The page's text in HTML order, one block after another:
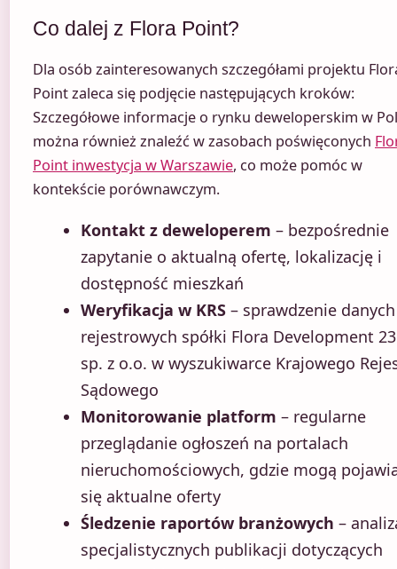
Co dalej z Flora Point?
Dla osób zainteresowanych szczegółami projektu
Point zaleca się podjęcie następujących kroków:
Szczegółowe informacje o rynku deweloperskim w
można również znaleźć w zasobach poświęconych
Point inwestycja w Warszawie, co może pomóc w
kontekście porównawczym.
Kontakt z deweloperem – bezpośrednie
zapytanie o aktualną ofertę, lokalizację i
dostępność mieszkań
Weryfikacja w KRS – sprawdzenie danych
rejestrowych spółki Flora Development 23
sp. z o.o. w wyszukiwarce Krajowego
Sądowego
Monitorowanie platform – regularne
przeglądanie ogłoszeń na portalach
nieruchomościowych, gdzie mogą
się aktualne oferty
Śledzenie raportów branżowych –
specjalistycznych publikacji dotyczących